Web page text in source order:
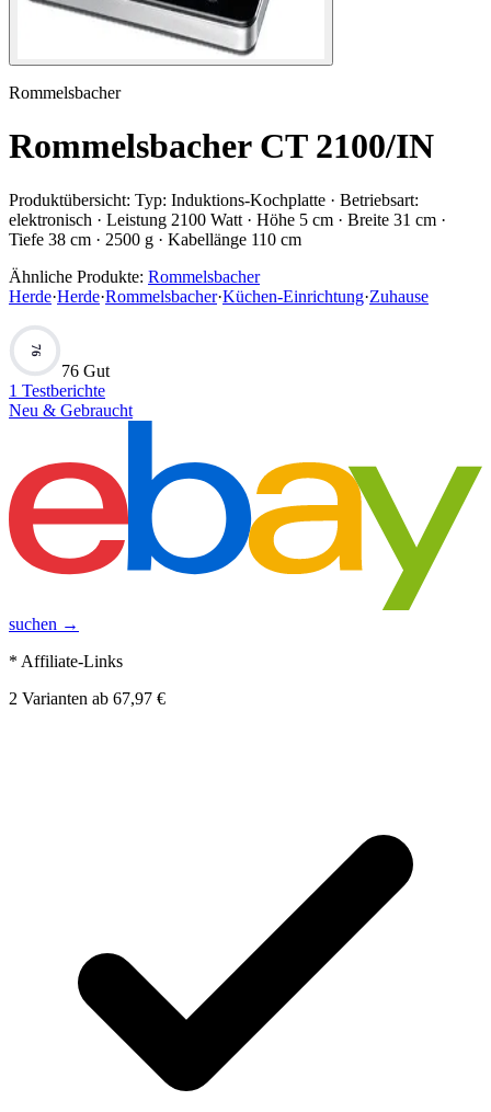
Rommelsbacher
Rommelsbacher CT 2100/IN
Produktübersicht: Typ: Induktions-Kochplatte · Betriebsart:
elektronisch · Leistung 2100 Watt · Höhe 5 cm · Breite 31 cm ·
Tiefe 38 cm · 2500 g · Kabellänge 110 cm
Ähnliche Produkte: Rommelsbacher
Herde·Herde·Rommelsbacher·Küchen-Einrichtung·Zuhause
76
76 Gut
1 Testberichte
Neu & Gebraucht
suchen →
* Affiliate-Links
2 Varianten ab 67,97 €